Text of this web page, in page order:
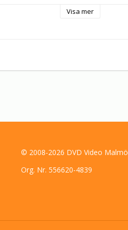
Visa mer
© 2008-2026 DVD Video
Org. Nr. 556620-4839